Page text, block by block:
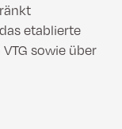
etablierte
sowie über